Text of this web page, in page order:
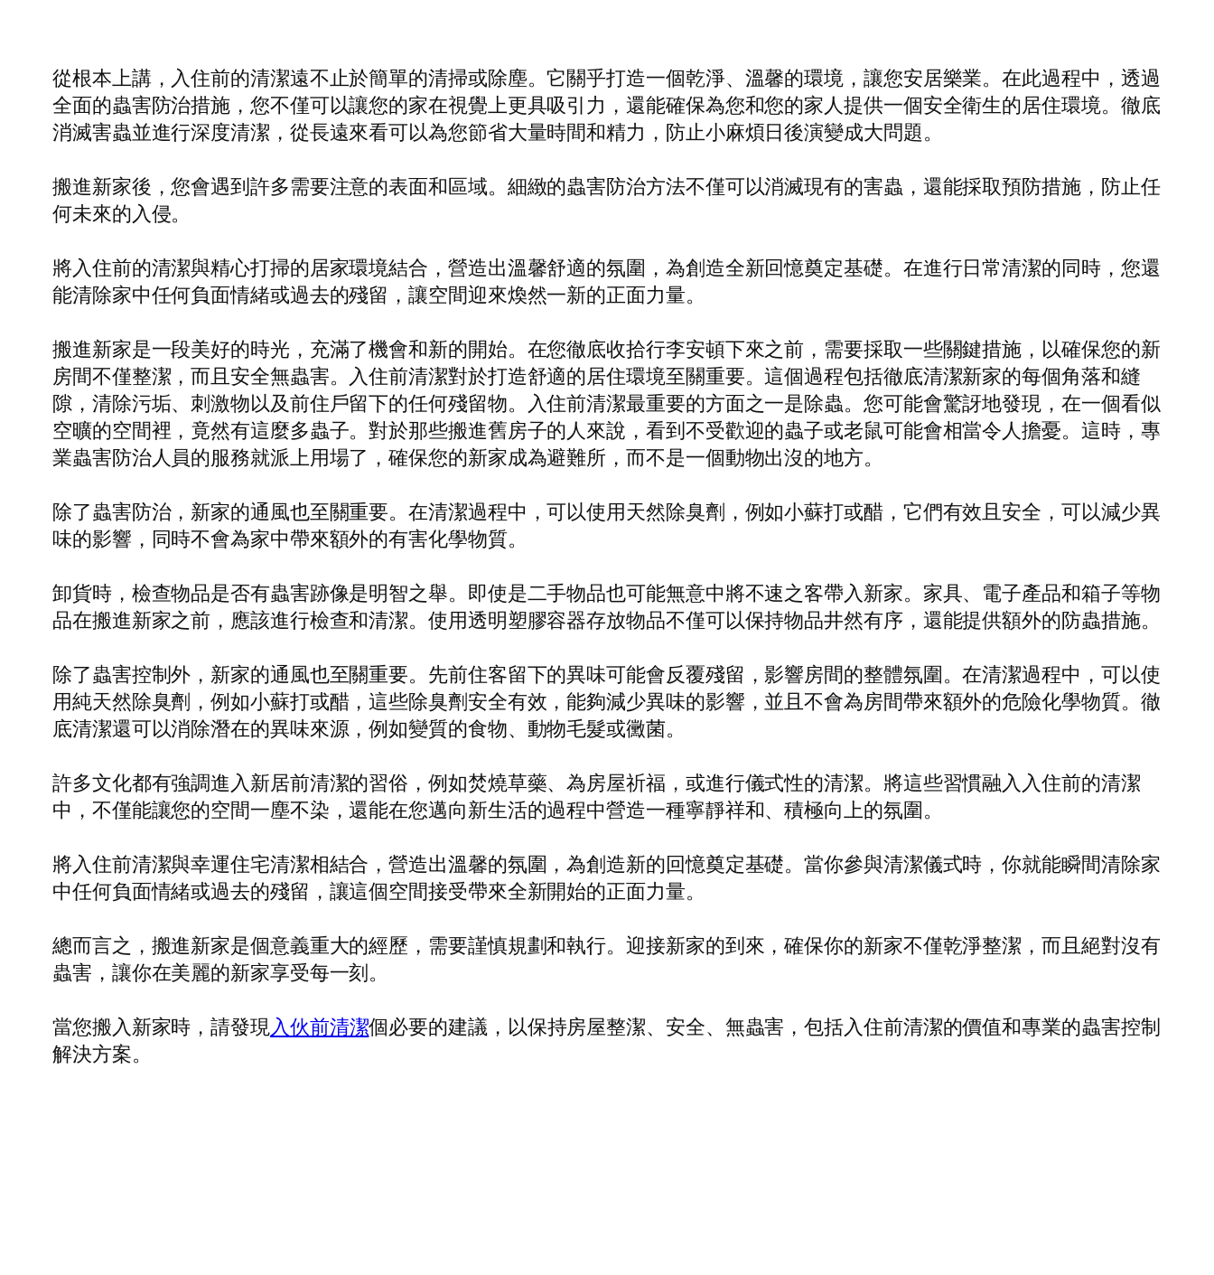
從根本上講，入住前的清潔遠不止於簡單的清掃或除塵。它關乎打造一個乾淨、溫馨的環境，讓您安居樂業。在此過程中，透過
全面的蟲害防治措施，您不僅可以讓您的家在視覺上更具吸引力，還能確保為您和您的家人提供一個安全衛生的居住環境。徹底
消滅害蟲並進行深度清潔，從長遠來看可以為您節省大量時間和精力，防止小麻煩日後演變成大問題。
搬進新家後，您會遇到許多需要注意的表面和區域。細緻的蟲害防治方法不僅可以消滅現有的害蟲，還能採取預防措施，防止任
何未來的入侵。
將入住前的清潔與精心打掃的居家環境結合，營造出溫馨舒適的氛圍，為創造全新回憶奠定基礎。在進行日常清潔的同時，您還
能清除家中任何負面情緒或過去的殘留，讓空間迎來煥然一新的正面力量。
搬進新家是一段美好的時光，充滿了機會和新的開始。在您徹底收拾行李安頓下來之前，需要採取一些關鍵措施，以確保您的新
房間不僅整潔，而且安全無蟲害。入住前清潔對於打造舒適的居住環境至關重要。這個過程包括徹底清潔新家的每個角落和縫
隙，清除污垢、刺激物以及前住戶留下的任何殘留物。入住前清潔最重要的方面之一是除蟲。您可能會驚訝地發現，在一個看似
空曠的空間裡，竟然有這麼多蟲子。對於那些搬進舊房子的人來說，看到不受歡迎的蟲子或老鼠可能會相當令人擔憂。這時，專
業蟲害防治人員的服務就派上用場了，確保您的新家成為避難所，而不是一個動物出沒的地方。
除了蟲害防治，新家的通風也至關重要。在清潔過程中，可以使用天然除臭劑，例如小蘇打或醋，它們有效且安全，可以減少異
味的影響，同時不會為家中帶來額外的有害化學物質。
卸貨時，檢查物品是否有蟲害跡像是明智之舉。即使是二手物品也可能無意中將不速之客帶入新家。家具、電子產品和箱子等物
品在搬進新家之前，應該進行檢查和清潔。使用透明塑膠容器存放物品不僅可以保持物品井然有序，還能提供額外的防蟲措施。
除了蟲害控制外，新家的通風也至關重要。先前住客留下的異味可能會反覆殘留，影響房間的整體氛圍。在清潔過程中，可以使
用純天然除臭劑，例如小蘇打或醋，這些除臭劑安全有效，能夠減少異味的影響，並且不會為房間帶來額外的危險化學物質。徹
底清潔還可以消除潛在的異味來源，例如變質的食物、動物毛髮或黴菌。
許多文化都有強調進入新居前清潔的習俗，例如焚燒草藥、為房屋祈福，或進行儀式性的清潔。將這些習慣融入入住前的清潔
中，不僅能讓您的空間一塵不染，還能在您邁向新生活的過程中營造一種寧靜祥和、積極向上的氛圍。
將入住前清潔與幸運住宅清潔相結合，營造出溫馨的氛圍，為創造新的回憶奠定基礎。當你參與清潔儀式時，你就能瞬間清除家
中任何負面情緒或過去的殘留，讓這個空間接受帶來全新開始的正面力量。
總而言之，搬進新家是個意義重大的經歷，需要謹慎規劃和執行。迎接新家的到來，確保你的新家不僅乾淨整潔，而且絕對沒有
蟲害，讓你在美麗的新家享受每一刻。
當您搬入新家時，請發現入伙前清潔個必要的建議，以保持房屋整潔、安全、無蟲害，包括入住前清潔的價值和專業的蟲害控制
解決方案。